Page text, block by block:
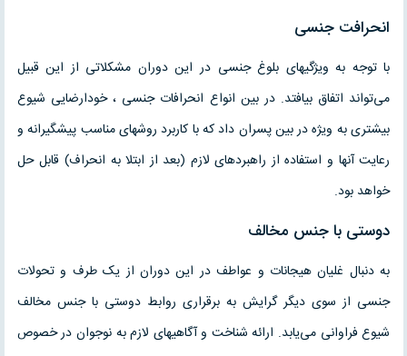
انحرافت جنسی
با توجه به ویژگیهای بلوغ جنسی در این دوران مشکلاتی از این قبیل
می‌تواند اتفاق بیافتد. در بین انواع انحرافات جنسی ، خودارضایی شیوع
بیشتری به ویژه در بین پسران داد که با کاربرد روشهای مناسب پیشگیرانه و
رعایت آنها و استفاده از راهبردهای لازم (بعد از ابتلا به انحراف) قابل حل
خواهد بود.
دوستی با جنس مخالف
به دنبال غلیان هیجانات و عواطف در این دوران از یک طرف و تحولات
جنسی از سوی دیگر گرایش به برقراری روابط دوستی با جنس مخالف
شیوع فراوانی می‌یابد. ارائه شناخت و آگاهیهای لازم به نوجوان در خصوص